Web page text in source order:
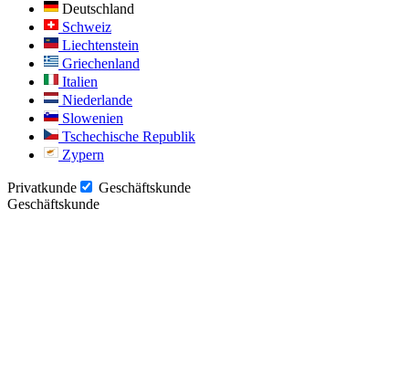
Deutschland
Schweiz
Liechtenstein
Griechenland
Italien
Niederlande
Slowenien
Tschechische Republik
Zypern
Privatkunde
Geschäftskunde
Geschäftskunde